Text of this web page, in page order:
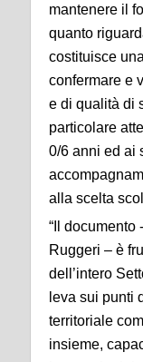
mantenere il
quanto
costituisce
confermare e
e di qualità di
particolare
0/6 anni ed ai
alla scelta
“Il documento
Ruggeri – è
dell’intero
leva sui punti
territoriale
insieme,